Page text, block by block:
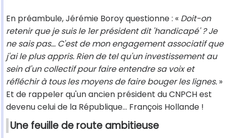
En préambule, Jérémie Boroy questionne : « Doit-on
retenir que je suis le 1er président dit 'handicapé' ? Je
ne sais pas... C'est de mon engagement associatif que
j'ai le plus appris. Rien de tel qu'un investissement au
sein d'un collectif pour faire entendre sa voix et
réfléchir à tous les moyens de faire bouger les lignes. »
Et de rappeler qu'un ancien président du CNPCH est
devenu celui de la République… François Hollande !
Une feuille de route ambitieuse